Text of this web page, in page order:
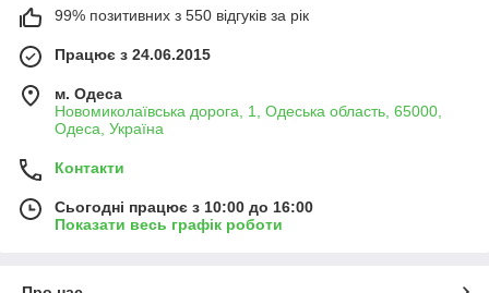
99% позитивних з 550 відгуків за рік
Працює з 24.06.2015
м. Одеса
Новомиколаївська дорога, 1, Одеська область, 65000,
Одеса, Україна
Контакти
Сьогодні працює з 10:00 до 16:00
Показати весь графік роботи